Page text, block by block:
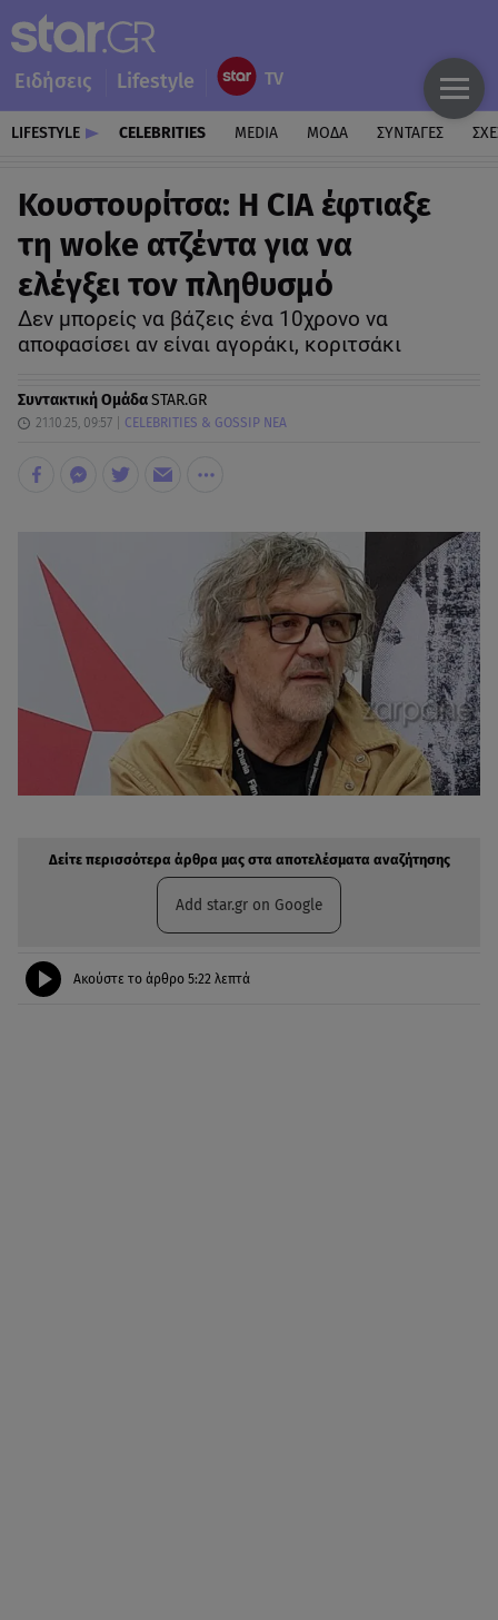
Ειδήσεις Lifestyle
LIFESTYLE CELEBRITIES MEDIA ΜΟΔΑ ΣΥΝΤΑΓΕΣ
Κουστουρίτσα: Η CIA έφτιαξε
τη woke ατζέντα για να
ελέγξει τον πληθυσμό
Δεν μπορείς να βάζεις ένα 10χρονο να
αποφασίσει αν είναι αγοράκι, κοριτσάκι
Συντακτική ΟμάδαSTAR.GR
21.10.25, 09:57 CELEBRITIES & GOSSIP ΝΕΑ
Δείτε περισσότερα άρθρα μας στα αποτελέσματα αναζήτησης
Add star.gr on Google
Ακούστε το άρθρο 5:22 λεπτά